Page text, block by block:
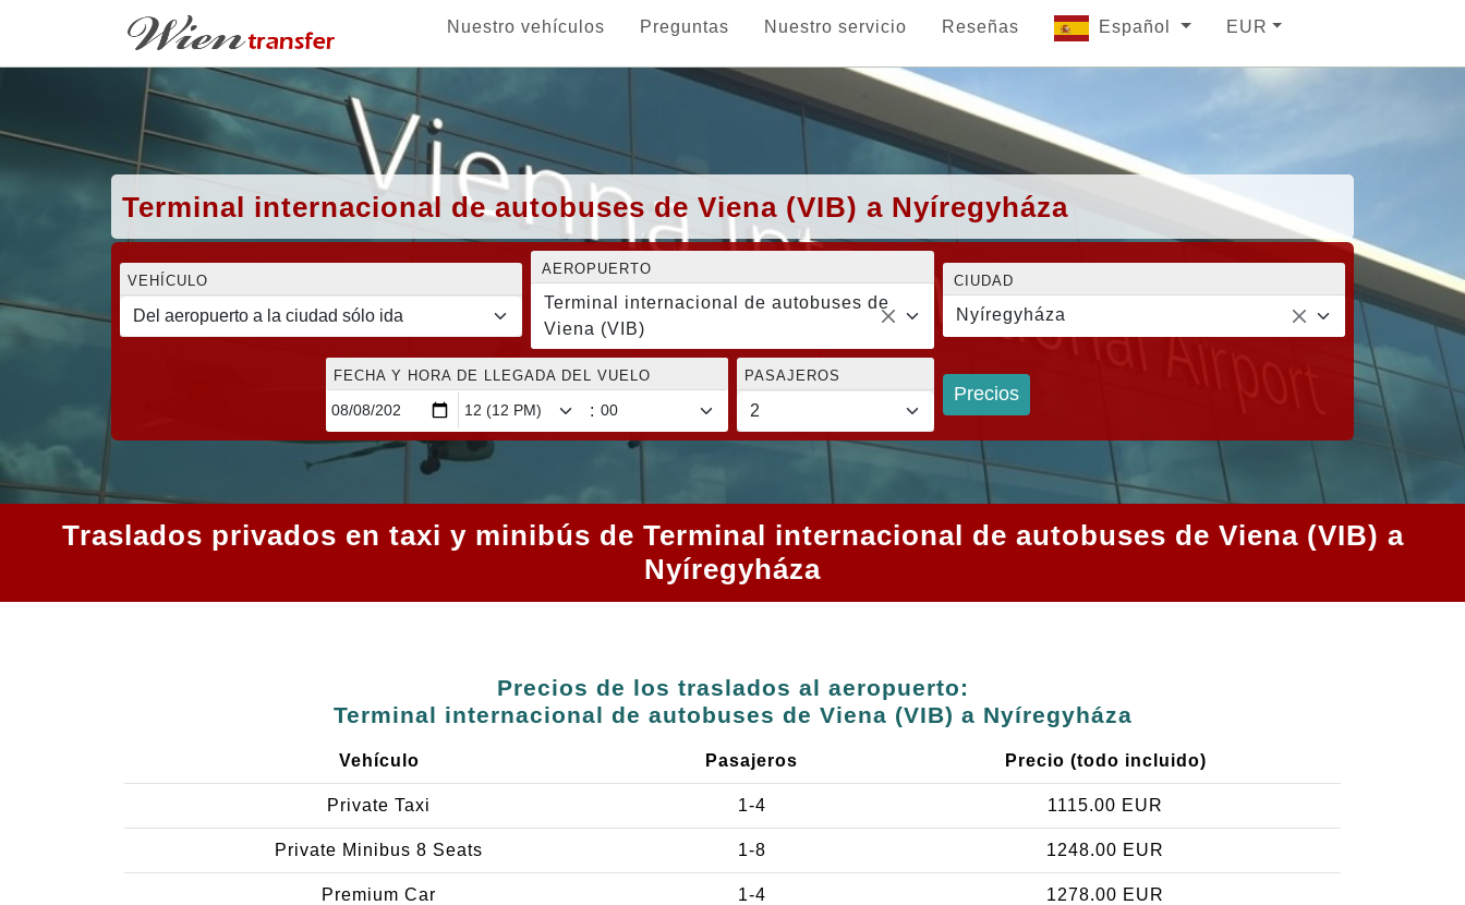
Nuestro vehículos Preguntas Nuestro servicio Reseñas Español EUR
Terminal internacional de autobuses de Viena (VIB) a Nyíregyháza
VEHÍCULO
AEROPUERTO
Terminal internacional de autobuses de
Viena (VIB)
CIUDAD
Nyíregyháza
FECHA Y HORA DE LLEGADA DEL VUELO
:
PASAJEROS
Precios
Traslados privados en taxi y minibús de Terminal internacional de autobuses de Viena (VIB) a
Nyíregyháza
Precios de los traslados al aeropuerto:
Terminal internacional de autobuses de Viena (VIB) a Nyíregyháza
Vehículo Pasajeros Precio (todo incluido)
Private Taxi 1-4 1115.00 EUR
Private Minibus 8 Seats 1-8 1248.00 EUR
Premium Car 1-4 1278.00 EUR